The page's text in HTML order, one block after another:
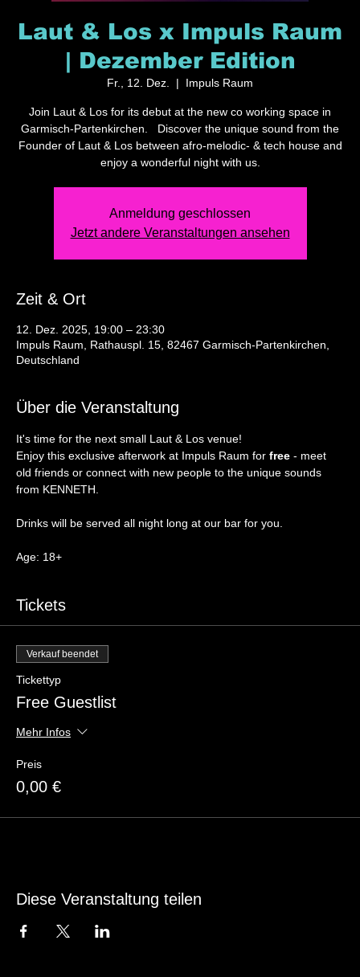
Laut & Los x Impuls Raum
| Dezember Edition
Fr., 12. Dez.
  |
Impuls Raum
Join Laut & Los for its debut at the new co working space in
Garmisch-Partenkirchen. Discover the unique sound from the
Founder of Laut & Los between afro-melodic- & tech house and
enjoy a wonderful night with us.
Anmeldung geschlossen
Jetzt andere Veranstaltungen ansehen
Zeit & Ort
12. Dez. 2025, 19:00 – 23:30
Impuls Raum, Rathauspl. 15, 82467 Garmisch-Partenkirchen,
Deutschland
Über die Veranstaltung
It's time for the next small Laut & Los venue!
Enjoy this exclusive afterwork at Impuls Raum for free - meet
old friends or connect with new people to the unique sounds
from KENNETH.
Drinks will be served all night long at our bar for you.
Age: 18+
Tickets
Verkauf beendet
Tickettyp
Free Guestlist
Mehr Infos
Preis
0,00 €
Diese Veranstaltung teilen